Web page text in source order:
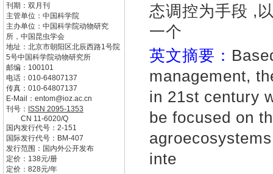
刊期：双月刊
主管单位： 中国科学院
主办单位： 中国科学院动物研究
所，中国昆虫学会
地址： 北京市朝阳区北辰西路1号院
5号中国科学院动物研究所
邮编： 100101
电话： 010-64807137
传真： 010-64807137
E-Mail： entom@ioz.ac.cn
刊号： ISSN 2095-1353
CN 11-6020/Q
国内发行代号： 2-151
国际发行代号： BM-407
发行范围：国内外公开发布
定价： 138元/册
定价： 828元/年
态调控为手段 ,
一个
英文摘要：
management,
in 21st century
be focused on
inte